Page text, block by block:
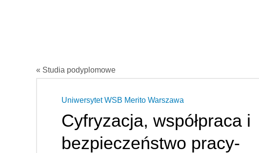
« Studia podyplomowe
Uniwersytet WSB Merito Warszawa
Cyfryzacja, współpraca i
bezpieczeństwo pracy-